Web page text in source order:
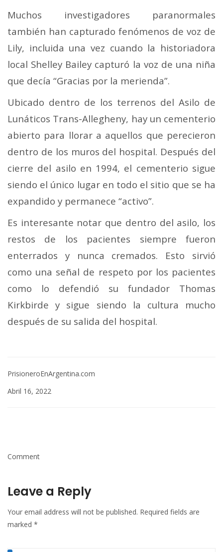
Muchos investigadores paranormales
también han capturado fenómenos de voz de
Lily, incluida una vez cuando la historiadora
local Shelley Bailey capturó la voz de una niña
que decía “Gracias por la merienda”.
Ubicado dentro de los terrenos del Asilo de
Lunáticos Trans-Allegheny, hay un cementerio
abierto para llorar a aquellos que perecieron
dentro de los muros del hospital. Después del
cierre del asilo en 1994, el cementerio sigue
siendo el único lugar en todo el sitio que se ha
expandido y permanece “activo”.
Es interesante notar que dentro del asilo, los
restos de los pacientes siempre fueron
enterrados y nunca cremados. Esto sirvió
como una señal de respeto por los pacientes
como lo defendió su fundador Thomas
Kirkbirde y sigue siendo la cultura mucho
después de su salida del hospital.
PrisioneroEnArgentina.com
Abril 16, 2022
Comment
Leave a Reply
Your email address will not be published. Required fields are
marked *